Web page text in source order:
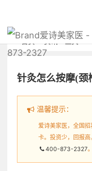
爱诗美家医
873-2327
首页 资讯 正文
针灸怎么按摩(颈
温馨提示：
爱诗美家医，全国
卡。投资少，回报高
400-873-2327。